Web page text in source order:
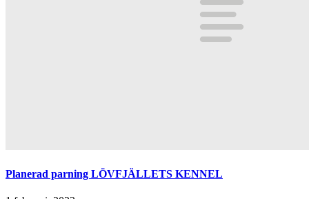
Planerad parning LÖVFJÄLLETS KENNEL